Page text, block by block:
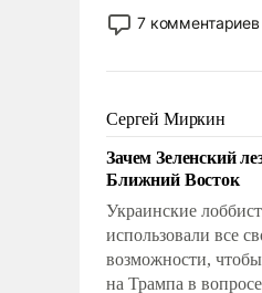
двигаемся по пути
революционных
псевдонаучной
стало всерьез
идеей.
7 комментариев
Сергей Миркин
Зачем Зеленский
Ближний Восток
Украинские
использовали все
возможности,
на Трампа в вопросе